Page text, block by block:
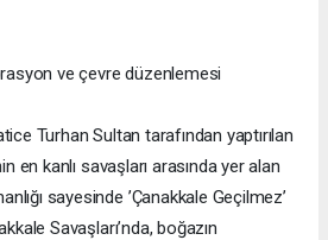
ve çevre düzenlemesi
Turhan Sultan tarafından yaptırılan
en kanlı savaşları arasında yer alan
sayesinde ’Çanakkale Geçilmez’
Savaşları’nda, boğazın